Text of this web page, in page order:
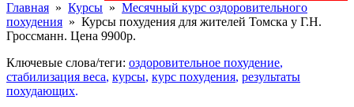
Главная » Курсы » Месячный курс оздоровительного
похудения » Курсы похудения для жителей Томска у Г.Н.
Гроссманн. Цена 9900р.
Ключевые слова/теги: оздоровительное похудение,
стабилизация веса, курсы, курс похудения, результаты
похудающих.